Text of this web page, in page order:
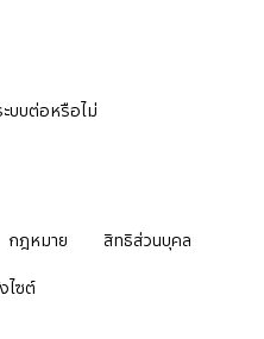
กฎหมาย สิทธิส่วนบุคล
ไซต์
บบต่อหรือไม่